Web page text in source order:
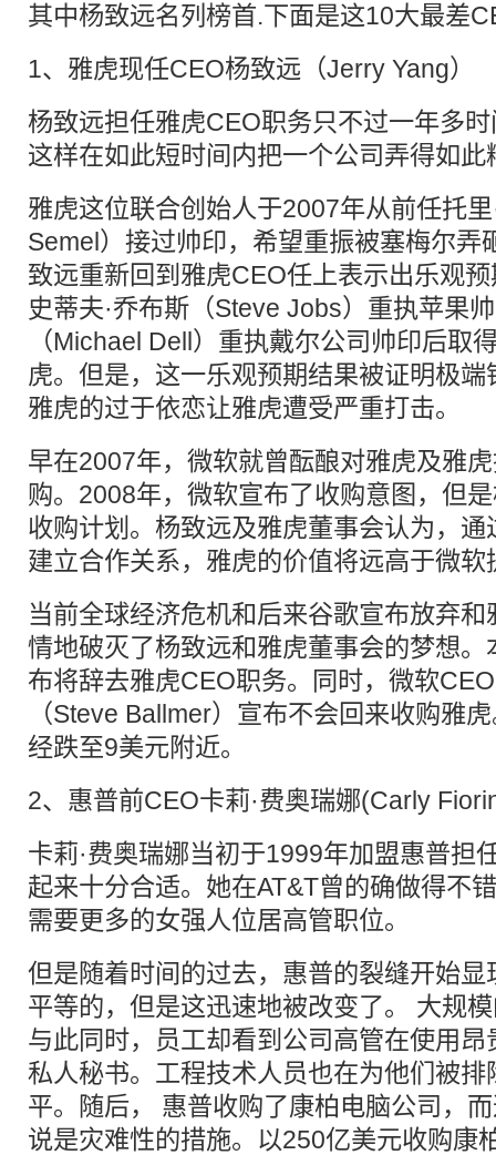
其中杨致远名列榜首.下面是这10大最差
1、雅虎现任CEO杨致远（Jerry Yang）
杨致远担任雅虎CEO职务只不过一年多
这样在如此短时间内把一个公司弄得如此
雅虎这位联合创始人于2007年从前任托
Semel）接过帅印，希望重振被塞梅尔弄
致远重新回到雅虎CEO任上表示出乐观
史蒂夫·乔布斯（Steve Jobs）重执苹果
（Michael Dell）重执戴尔公司帅印后取
虎。但是，这一乐观预期结果被证明极
雅虎的过于依恋让雅虎遭受严重打击。
早在2007年，微软就曾酝酿对雅虎及雅
购。2008年，微软宣布了收购意图，但
收购计划。杨致远及雅虎董事会认为，
建立合作关系，雅虎的价值将远高于微
当前全球经济危机和后来谷歌宣布放弃
情地破灭了杨致远和雅虎董事会的梦想
布将辞去雅虎CEO职务。同时，微软
（Steve Ballmer）宣布不会回来收购雅
经跌至9美元附近。
2、惠普前CEO卡莉·费奥瑞娜(Carly
卡莉·费奥瑞娜当初于1999年加盟惠普担
起来十分合适。她在AT&T曾的确做得不
需要更多的女强人位居高管职位。
但是随着时间的过去，惠普的裂缝开始
平等的，但是这迅速地被改变了。 大规
与此同时，员工却看到公司高管在使用
私人秘书。工程技术人员也在为他们被
平。随后， 惠普收购了康柏电脑公司，
说是灾难性的措施。以250亿美元收购康